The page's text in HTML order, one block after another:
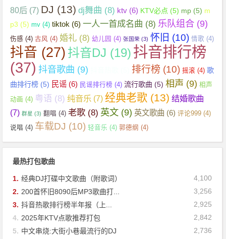
80后 (7) DJ (13) dj舞曲 (8) ktv (6) KTV必点 (5) mp (5) m
p3 (5) mv (4) tiktok (6) 一人一首成名曲 (8) 乐队组合 (9)
伤感 (4) 古风 (4) 婚礼 (8) 幼儿园 (4) 张国荣 (3) 怀旧 (10) 情歌 (4)
抖音 (27) 抖音DJ (19) 抖音排行榜
(37) 抖音歌曲 (9) 排行榜 (10) 摇滚 (4) 歌
曲排行榜 (5) 民谣 (6) 民谣排行榜 (4) 流行歌曲 (5) 相声 (9) 相声
动画 (4) 粤语 (8) 纯音乐 (7) 经典老歌 (13) 结婚歌曲
(7) 群星 (3) 翻唱 (4) 老歌 (8) 英文 (9) 英文歌曲 (6) 评论999 (4)
说唱 (4) 车载DJ (10) 轻音乐 (4) 郭德纲 (4)
最热打包歌曲
4,100
1. 经典DJ打碟中文歌曲（附歌词）
3,256
2. 200首怀旧8090后MP3歌曲打...
2,925
3. 抖音热歌排行榜半年报（上...
2,842
4. 2025年KTV点歌推荐打包
2,736
5. 中文串烧:大街小巷最流行的DJ